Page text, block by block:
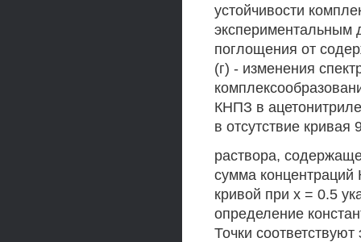
устойчивости
экспериментальным
поглощения от
(г) - изменения
КНПЗ в
в отсутствие
раствора,
сумма
кривой при х = 0.5
определение
Точки